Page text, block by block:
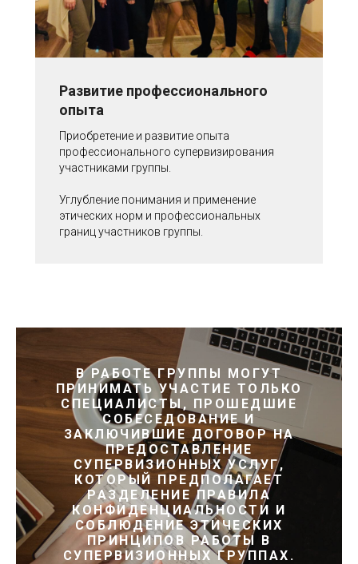
Развитие профессионального
опыта
Приобретение и развитие опыта
профессионального супервизирования
участниками группы.
Углубление понимания и применение
этических норм и профессиональных
границ участников группы.
В РАБОТЕ ГРУППЫ МОГУТ
ПРИНИМАТЬ УЧАСТИЕ ТОЛЬКО
СПЕЦИАЛИСТЫ, ПРОШЕДШИЕ
СОБЕСЕДОВАНИЕ И
ЗАКЛЮЧИВШИЕ ДОГОВОР НА
ПРЕДОСТАВЛЕНИЕ
СУПЕРВИЗИОННЫХ УСЛУГ,
КОТОРЫЙ ПРЕДПОЛАГАЕТ
РАЗДЕЛЕНИЕ ПРАВИЛА
КОНФИДЕНЦИАЛЬНОСТИ И
СОБЛЮДЕНИЕ ЭТИЧЕСКИХ
ПРИНЦИПОВ РАБОТЫ В
СУПЕРВИЗИОННЫХ ГРУППАХ.